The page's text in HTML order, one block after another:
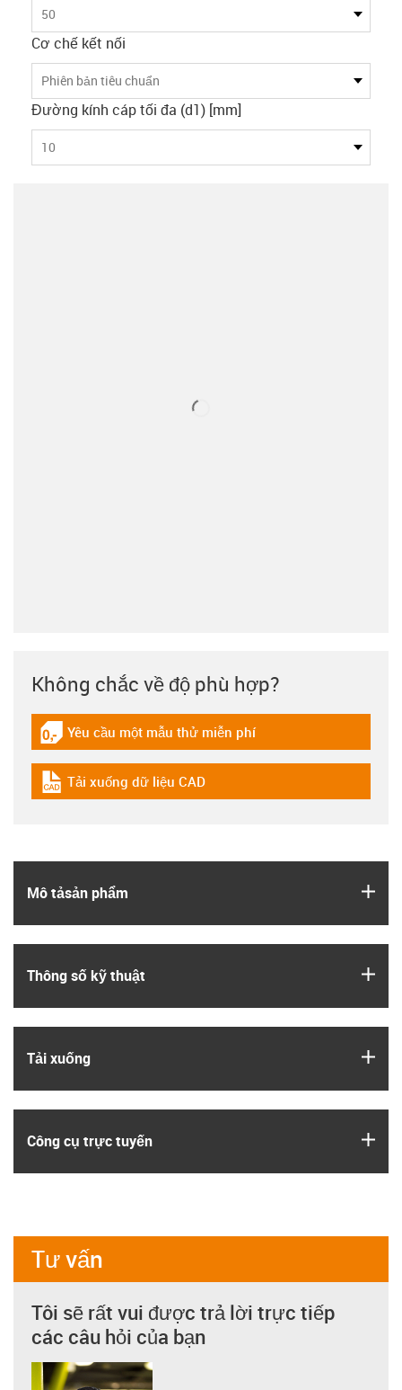
50
Cơ chế kết nối
Phiên bản tiêu chuẩn
Đường kính cáp tối đa (d1) [mm]
10
Mô tả­sản phẩm
Thông số kỹ thuật
Tải xuống
Công cụ trực tuyến
Không chắc về độ phù hợp?
igus-icon-gratismuster
Yêu cầu một mẫu thử miễn phí
igus-icon-cad-dateien
Tải xuống dữ liệu CAD
Tư vấn
Tôi sẽ rất vui được trả lời trực tiếp
các câu hỏi của bạn